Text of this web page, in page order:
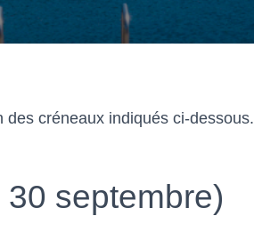
des créneaux indiqués ci-dessous.
septembre)